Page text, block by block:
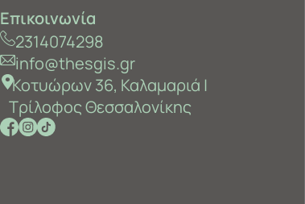
Επικοινωνία
2314074298
info@thesgis.gr
Κοτυώρων 36, Καλαμαριά ‎|
Τρίλοφος Θεσσαλονίκης